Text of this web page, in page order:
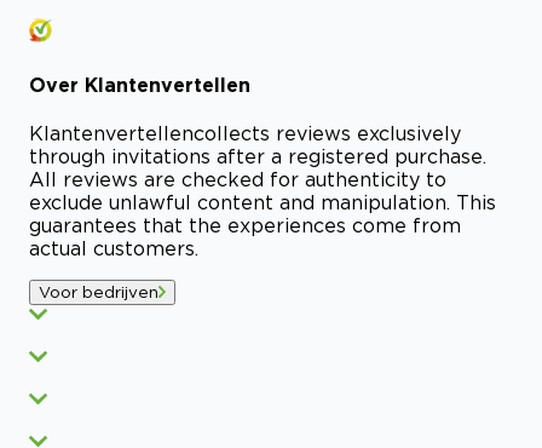
Over Klantenvertellen
Klantenvertellencollects reviews exclusively
through invitations after a registered purchase.
All reviews are checked for authenticity to
exclude unlawful content and manipulation. This
guarantees that the experiences come from
actual customers.
Voor bedrijven